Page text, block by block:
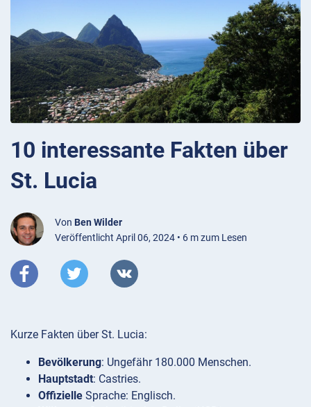
10 interessante Fakten über
St. Lucia
Von Ben Wilder
Veröffentlicht April 06, 2024 • 6 m zum Lesen
Kurze Fakten über St. Lucia:
Bevölkerung: Ungefähr 180.000 Menschen.
Hauptstadt: Castries.
Offizielle Sprache: Englisch.